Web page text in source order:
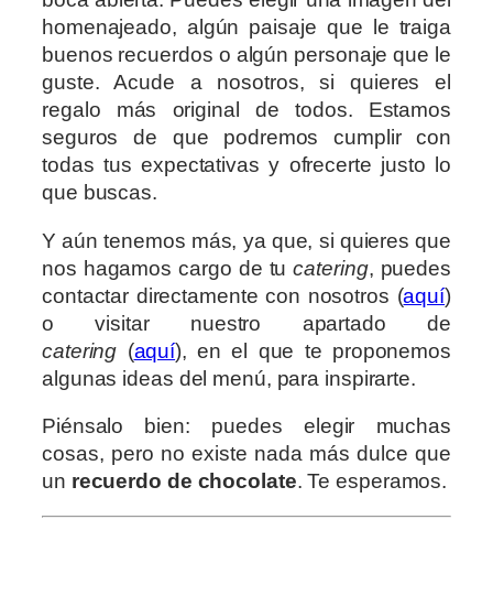
homenajeado, algún paisaje que le traiga
buenos recuerdos o algún personaje que le
guste. Acude a nosotros, si quieres el
regalo más original de todos. Estamos
seguros de que podremos cumplir con
todas tus expectativas y ofrecerte justo lo
que buscas.
Y aún tenemos más, ya que, si quieres que
nos hagamos cargo de tucatering, puedes
contactar directamente con nosotros (aquí)
o visitar nuestro apartado de
catering (aquí), en el que te proponemos
algunas ideas del menú, para inspirarte.
Piénsalo bien: puedes elegir muchas
cosas, pero no existe nada más dulce que
un recuerdo de chocolate. Te esperamos.